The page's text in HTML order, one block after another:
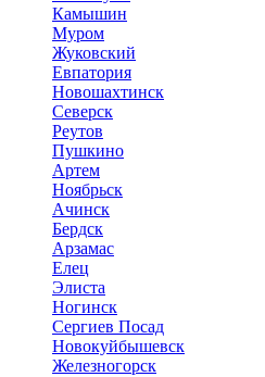
Камышин
Муром
Жуковский
Евпатория
Новошахтинск
Северск
Реутов
Пушкино
Артем
Ноябрьск
Ачинск
Бердск
Арзамас
Елец
Элиста
Ногинск
Сергиев Посад
Новокуйбышевск
Железногорск